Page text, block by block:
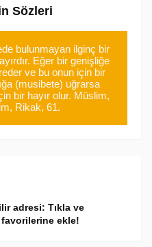
Sözleri
bulunmayan ilginç bir
Eğer bir genişliğe
ve bu onun için bir
(musibete) uğrarsa
bir hayır olur. Müslim,
Rikak, 61.
adresi: Tıkla ve
favorilerine ekle!